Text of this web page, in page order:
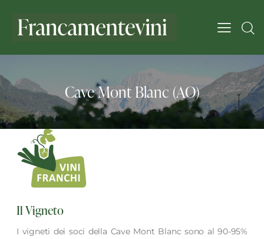
Cave Mont Blanc (AO)
Il Vigneto
I vigneti dei soci della Cave Mont Blanc sono al 90-95%